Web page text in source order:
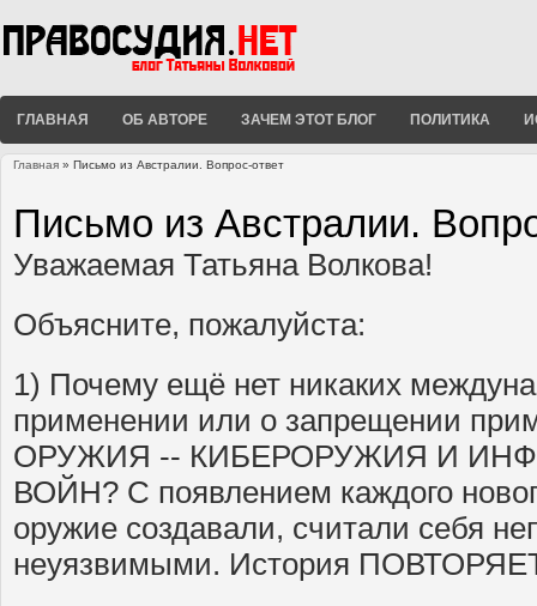
ГЛАВНАЯ ОБ АВТОРЕ ЗАЧЕМ ЭТОТ БЛОГ ПОЛИТИКА
Главная » Письмо из Австралии. Вопрос-ответ
Письмо из Австралии.
Уважаемая Татьяна Волкова!
Объясните, пожалуйста:
1) Почему ещё нет никаких
применении или о запрещении
ОРУЖИЯ -- КИБЕРОРУЖИЯ И
ВОЙН? С появлением каждого
оружие создавали, считали себя
неуязвимыми. История